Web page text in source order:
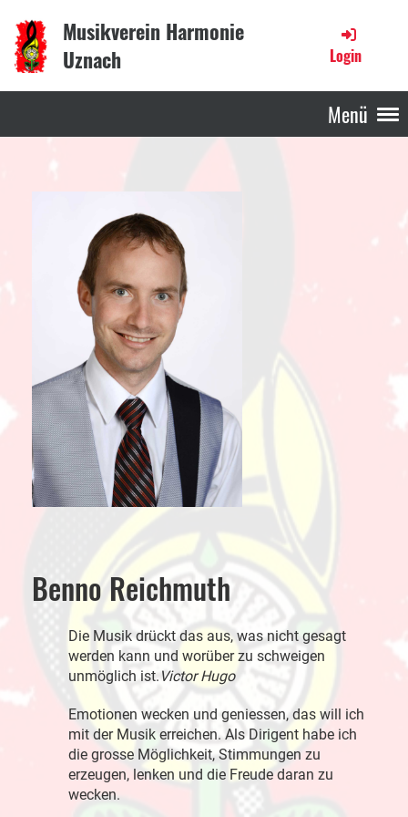
Musikverein Harmonie
Uznach
Login
Menü
Benno Reichmuth
Die Musik drückt das aus, was nicht gesagt
werden kann und worüber zu schweigen
unmöglich ist. Victor Hugo
Emotionen wecken und geniessen, das will ich
mit der Musik erreichen. Als Dirigent habe ich
die grosse Möglichkeit, Stimmungen zu
erzeugen, lenken und die Freude daran zu
wecken.